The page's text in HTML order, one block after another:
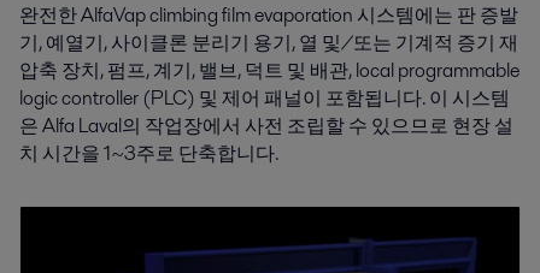
완전한 AlfaVap climbing film evaporation 시스템에는 판 증발
기, 예열기, 사이클론 분리기 용기, 열 및/또는 기계적 증기 재
압축 장치, 펌프, 계기, 밸브, 덕트 및 배관, local programmable
logic controller (PLC) 및 제어 패널이 포함됩니다. 이 시스템
은 Alfa Laval의 작업장에서 사전 조립할 수 있으므로 현장 설
치 시간을 1~3주로 단축합니다.